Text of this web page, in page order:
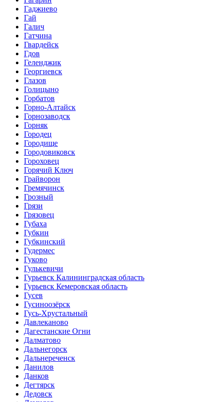
Гаджиево
Гай
Галич
Гатчина
Гвардейск
Гдов
Геленджик
Георгиевск
Глазов
Голицыно
Горбатов
Горно-Алтайск
Горнозаводск
Горняк
Городец
Городище
Городовиковск
Гороховец
Горячий Ключ
Грайворон
Гремячинск
Грозный
Грязи
Грязовец
Губаха
Губкин
Губкинский
Гудермес
Гуково
Гулькевичи
Гурьевск Калининградская область
Гурьевск Кемеровская область
Гусев
Гусиноозёрск
Гусь-Хрустальный
Давлеканово
Дагестанские Огни
Далматово
Дальнегорск
Дальнереченск
Данилов
Данков
Дегтярск
Дедовск